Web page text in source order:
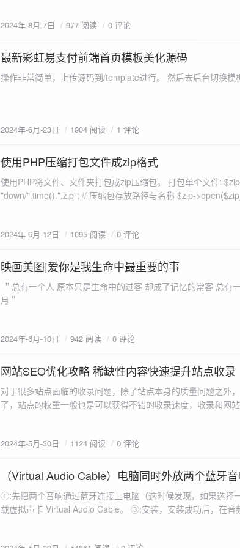
2024年-8月-7日 977 阅读 0 评论
2024-6-23
最新彩虹易支付前端首页模板美化源码
操作非常简单，上传源码到/template进行。 然后去后台切换模
2024年-6月-23日 1904 阅读 1 评论
2024-6-12
使用PHP压缩打包文件成zip格式
使用PHP将文件、文件夹打包成zip压缩包。 打包单个文件:
"down/".time().".zip"; // 压缩包存放路径与名称 $zip->open($zip_filename, ZIPARCHIVE::CREATE); // 打
数可以改为 basename("img/logon2.png),也就是原文件所在的
= array( "img/1.jpg", "img/2.jpg", ); $filename = "down/img.zip"; // 压缩包存放路径与名称 $zip = new
ZipArchive(); $zip->open($filename,ZipArchive::CREATE); //打开压缩包 //遍历文件 foreach($fileList as
$file){ $zip->addFile($file,basename($file)); //向压缩包中添加文件 } $zip->close(); //关闭压缩包 打包某
个文件夹（包含子文件夹）: <?php /** * @param $path 文件
为'.'和‘..’，不要对他们进行操作 if (is_dir($path . "/" . $filename)) { // 如果读取的某个对象是文件夹，则递
$filename); } } } } $zip = new ZipArchive(); $zip_filename = "down/files.zip"; // 压缩包存放路径与名称
压缩包中 addFileToZip("img",$zip);
2024年-6月-12日 1095 阅读 0 评论
2024-6-10
映画美图|爱你是我生命中最重要的事
＂总有一个人 原本只是生命中的过客 却成了记忆的常客 总有
月＂
2024年-6月-10日 942 阅读 0 评论
2024-5-30
网站SEO优化攻略 稀缺性内容快速提升站点收录
对于很多站点面临的收录问题，除了站点本身的质量问题之外
了，站点的权重一般也是可以获得不错的收录速度，收录和网
2024年-5月-30日 1124 阅读 0 评论
2024-5-29
（Virtual Audio Cable）电脑同时外放两个蓝牙
①:先把两个音响通过蓝牙连接上电脑（这时候发现，如果选
载虚拟声卡 Virtual Audio Cable。 ③:安装，安装成功后，在音频输